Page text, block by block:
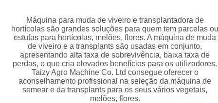
Máquina para muda de viveiro e transplantadora de
hortícolas são grandes soluções para quem tem parcelas ou
estufas para hortícolas, melões, flores. A máquina de muda
de viveiro e a transplants são usadas em conjunto,
apresentando alta taxa de sobrevivência, baixa taxa de
perdas, o que cria elevados benefícios para os utilizadores.
Taizy Agro Machine Co. Ltd consegue oferecer o
aconselhamento profissional na seleção da máquina de
semear e da transplants para os seus vários vegetais,
melões, flores.